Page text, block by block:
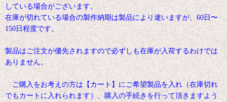
している場合がございます。
在庫が切れている場合の製作納期は製品により違いますが、60日〜
150日程度です。
製品はご注文が優先されますので必ずしも在庫が入荷するわけでは
ありません。
ご購入をお考えの方は【カート】にご希望製品を入れ（在庫切れ
でもカートに入れられます）、購入の手続きを行って頂きますよう